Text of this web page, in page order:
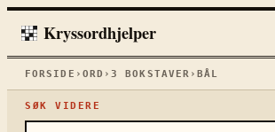
Kryssordhjelper
FORSIDE › ORD ›3 BOKSTAVER ›BÅL
SØK VIDERE